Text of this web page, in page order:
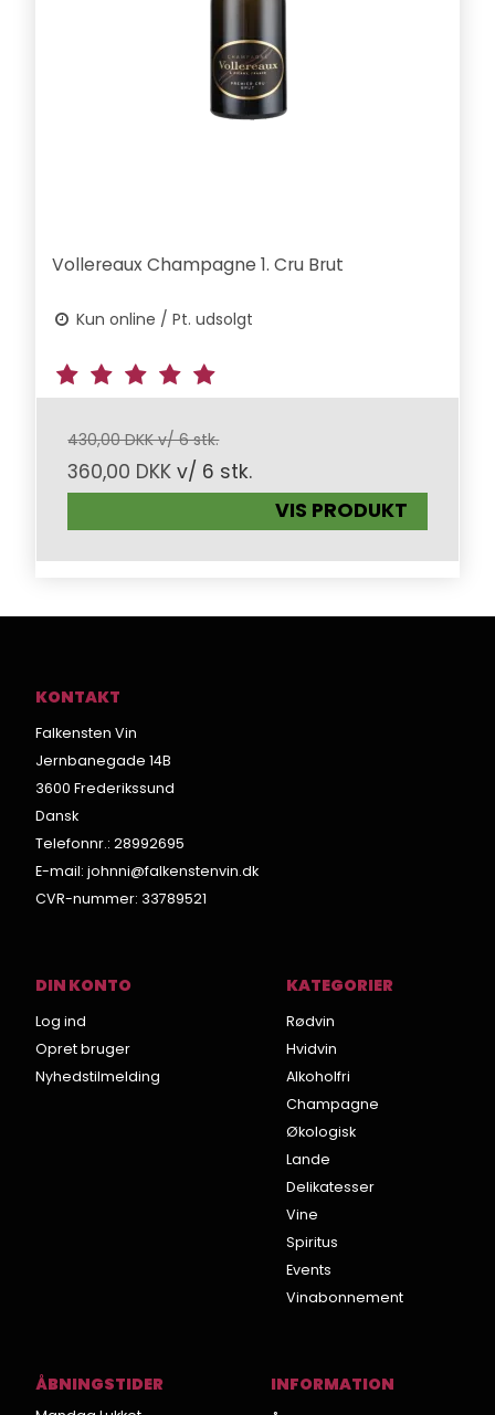
Vollereaux Champagne 1. Cru Brut
Kun online / Pt. udsolgt
430,00 DKK v/ 6 stk.
360,00 DKK v/ 6 stk.
VIS PRODUKT
KONTAKT
Falkensten Vin
Jernbanegade 14B
3600 Frederikssund
Dansk
Telefonnr.: 28992695
E-mail: johnni@falkenstenvin.dk
CVR-nummer: 33789521
DIN KONTO
Log ind
Opret bruger
Nyhedstilmelding
KATEGORIER
Rødvin
Hvidvin
Alkoholfri
Champagne
Økologisk
Lande
Delikatesser
Vine
Spiritus
Events
Vinabonnement
ÅBNINGSTIDER INFORMATION